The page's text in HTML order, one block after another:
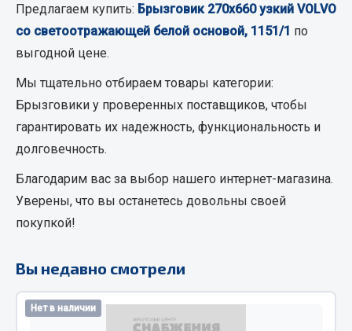
Охладжающие жидкости
Весь раздел
МЕТИЗЫ
Гайки
Кольца стопорные
Пресс-масленки
Пружины
Хомуты
Показать ещё
Предлагаем купить: Брызговик 270х660 узкий VOLVO
со светоотражающей белой основой, 1151/1 по
выгодной цене.
Мы тщательно отбираем товары категории:
Брызговики у проверенных поставщиков, чтобы
гарантировать их надежность, функциональность и
долговечность.
Благодарим вас за выбор нашего интернет-магазина.
Уверены, что вы останетесь довольны своей
покупкой!
Вы недавно смотрели
Нет в наличии